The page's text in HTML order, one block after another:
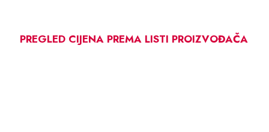
PREGLED CIJENA PREMA LISTI PROIZVOĐAČA